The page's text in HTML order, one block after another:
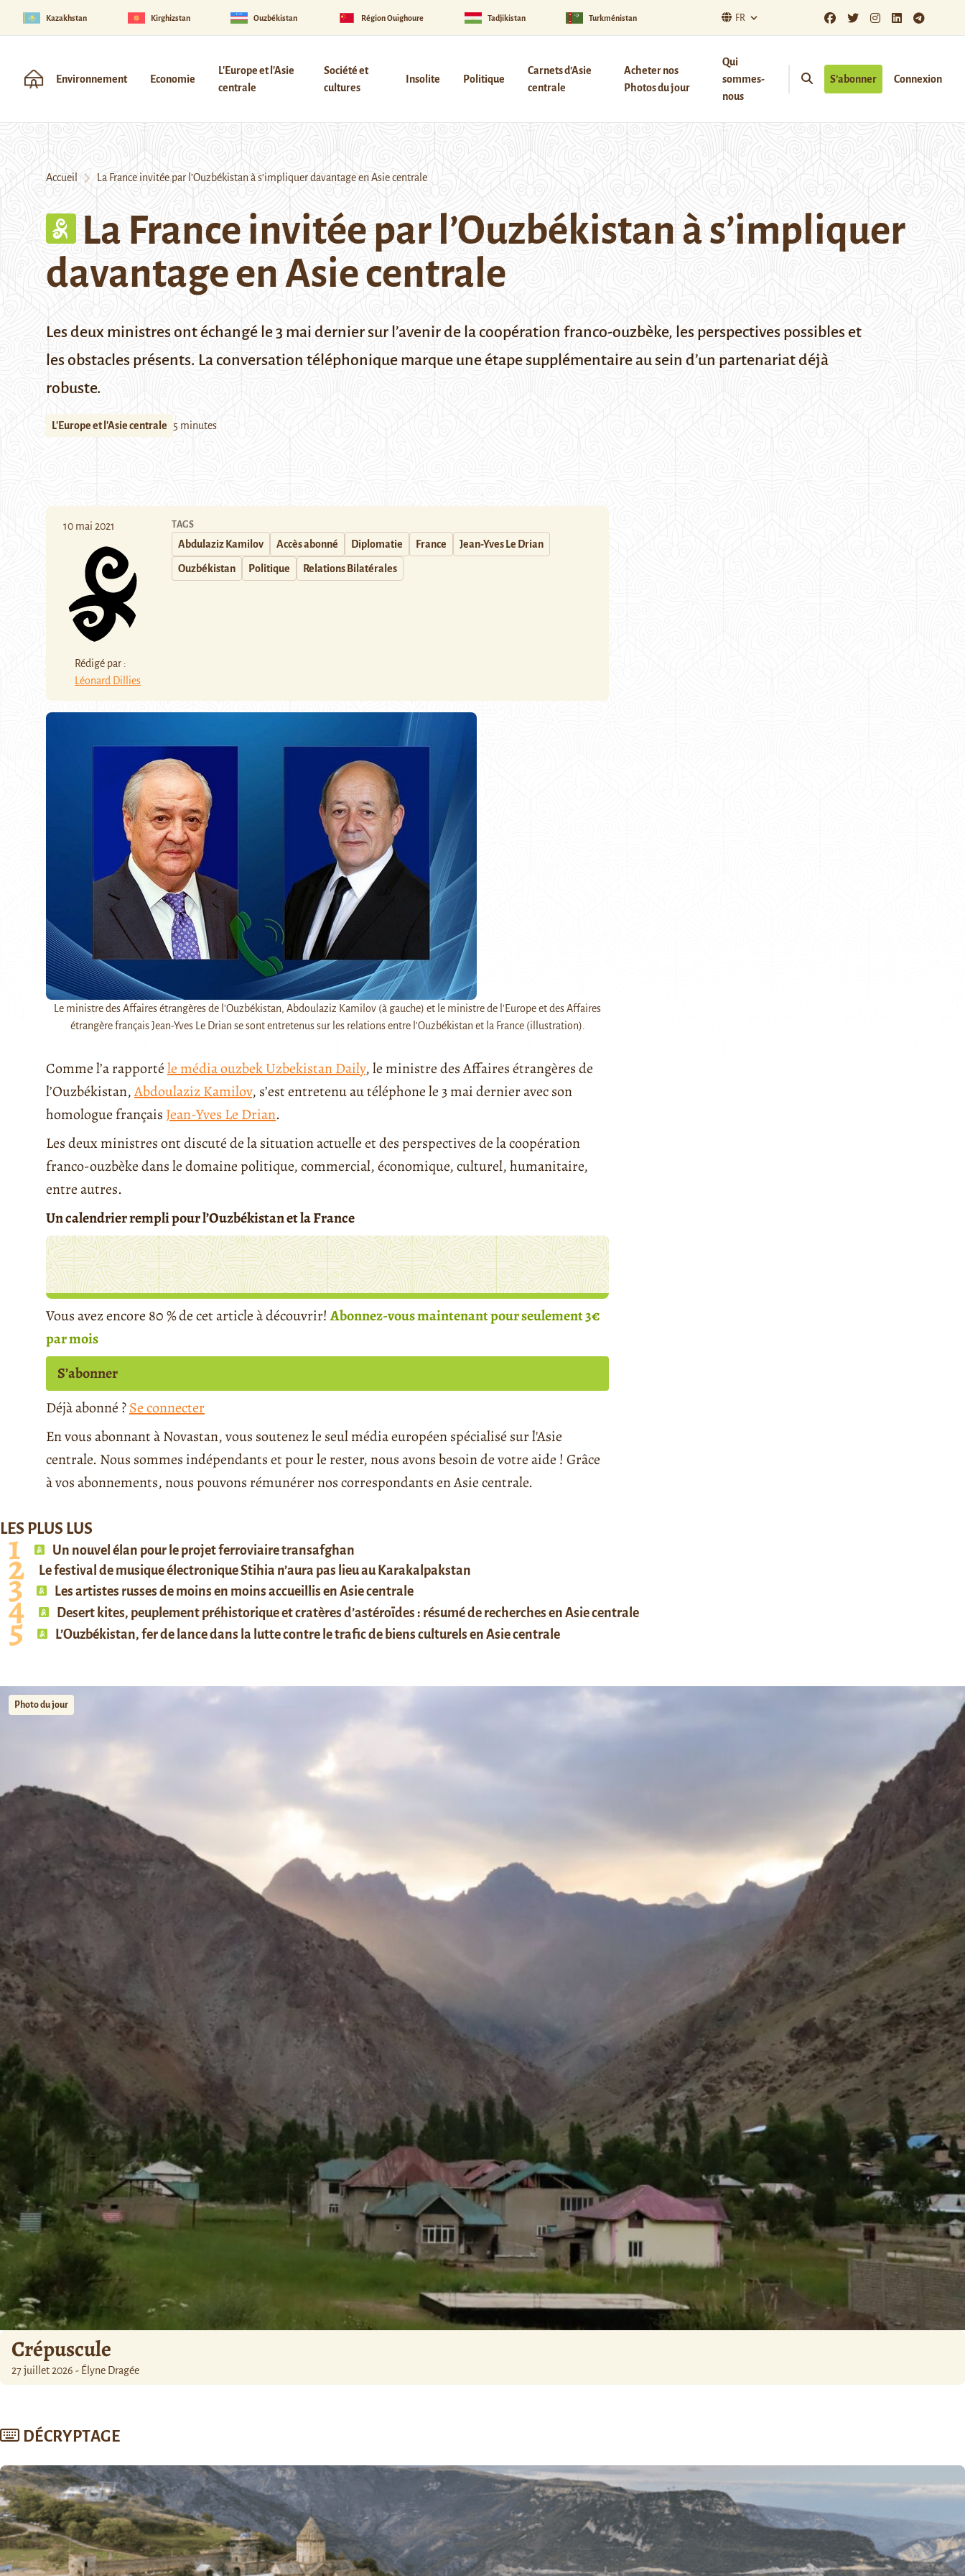
Kazakhstan Kirghizstan Ouzbékistan Région Ouïghoure Tadjikistan Turkménistan FR
Environnement Economie
L'Europe et l'Asie
centrale
Société et
cultures
Insolite Politique
Carnets d’Asie
centrale
Acheter nos
Photos du jour
Qui
sommes-
nous
S’abonner Connexion
Accueil La France invitée par l’Ouzbékistan à s’impliquer davantage en Asie centrale
La France invitée par l’Ouzbékistan à s’impliquer
davantage en Asie centrale
Les deux ministres ont échangé le 3 mai dernier sur l’avenir de la coopération franco-ouzbèke, les perspectives possibles et
les obstacles présents. La conversation téléphonique marque une étape supplémentaire au sein d’un partenariat déjà
robuste.
L'Europe et l'Asie centrale 5 minutes
10 mai 2021
Rédigé par :
Léonard Dillies
TAGS
Abdulaziz Kamilov Accès abonné Diplomatie France Jean-Yves Le Drian
Ouzbékistan Politique Relations Bilatérales
Le ministre des Affaires étrangères de l'Ouzbékistan, Abdoulaziz Kamilov (à gauche) et le ministre de l'Europe et des Affaires
étrangère français Jean-Yves Le Drian se sont entretenus sur les relations entre l'Ouzbékistan et la France (illustration).
Comme l’a rapportéle média ouzbek Uzbekistan Daily, le ministre des Affaires étrangères de
l’Ouzbékistan,Abdoulaziz Kamilov, s’est entretenu au téléphone le 3 mai dernier avec son
homologue français Jean-Yves Le Drian.
Les deux ministres ont discuté de la situation actuelle et des perspectives de la coopération
franco-ouzbèke dans le domaine politique, commercial, économique, culturel, humanitaire,
entre autres.
Un calendrier rempli pour l’Ouzbékistan et la France
Vous avez encore 80 % de cet article à découvrir!Abonnez-vous maintenant pour seulement 3€
par mois
S’abonner
Déjà abonné ?Se connecter
En vous abonnant à Novastan, vous soutenez le seul média européen spécialisé sur l'Asie
centrale. Nous sommes indépendants et pour le rester, nous avons besoin de votre aide ! Grâce
à vos abonnements, nous pouvons rémunérer nos correspondants en Asie centrale.
LES PLUS LUS
Un nouvel élan pour le projet ferroviaire transafghan
Le festival de musique électronique Stihia n’aura pas lieu au Karakalpakstan
Les artistes russes de moins en moins accueillis en Asie centrale
Desert kites, peuplement préhistorique et cratères d’astéroïdes : résumé de recherches en Asie centrale
L’Ouzbékistan, fer de lance dans la lutte contre le trafic de biens culturels en Asie centrale
Photo du jour
Crépuscule
27 juillet 2026 - Élyne Dragée
DÉCRYPTAGE